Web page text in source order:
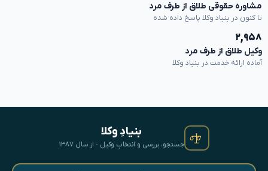
مشاوره حقوقی طلاق از طرف مرد
تا کنون در بنیاد وکلا پاسخ داده شده
۲,۹۵۸
وکیل طلاق از طرف مرد
آماده ارائه خدمت در بنیاد وکلا
بنیادِ وکلا
جستجو، بررسی و انتخابِ وکیل · از سال ۱۳۸۷